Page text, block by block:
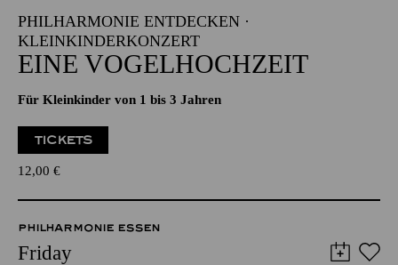
PHILHARMONIE ENTDECKEN ·
KLEINKINDERKONZERT
EINE VOGELHOCHZEIT
Für Kleinkinder von 1 bis 3 Jahren
TICKETS
12,00 €
PHILHARMONIE ESSEN
Friday